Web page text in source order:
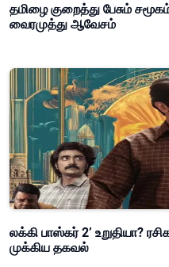
தமிழை குறைத்து பேசும்
வைரமுத்து ஆவேசம்
லக்கி பாஸ்கர் 2’ உறுதியா?
முக்கிய தகவல்